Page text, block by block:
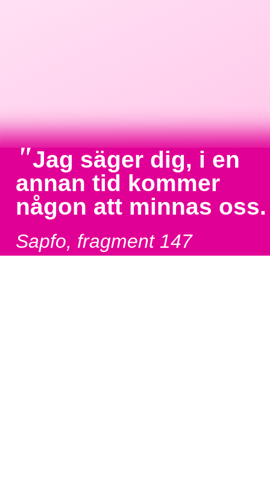
"Jag säger dig, i en
annan tid kommer
någon att minnas oss.
Sapfo, fragment 147